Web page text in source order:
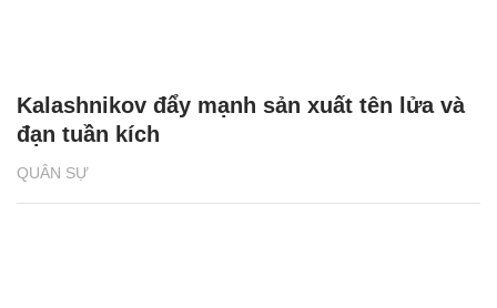
QUÂN SỰ
Kalashnikov đẩy mạnh sản xuất tên lửa và
đạn tuần kích